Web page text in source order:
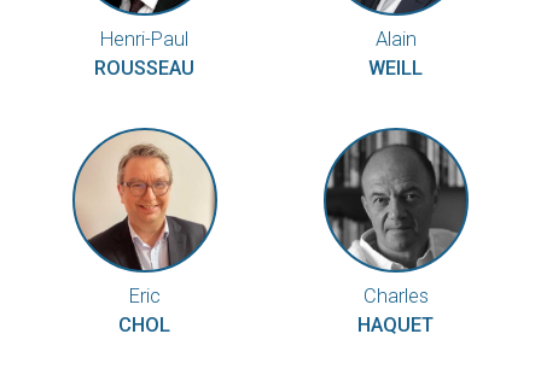
Henri-Paul
ROUSSEAU
Alain
WEILL
Eric
CHOL
Charles
HAQUET